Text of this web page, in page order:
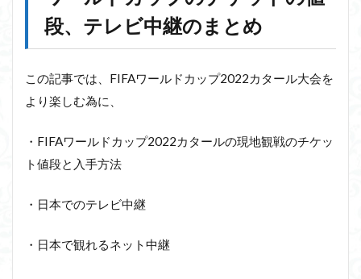
段、テレビ中継のまとめ
この記事では、FIFAワールドカップ2022カタール大会を
より楽しむ為に、
・FIFAワールドカップ2022カタールの現地観戦のチケッ
ト値段と入手方法
・日本でのテレビ中継
・日本で観れるネット中継